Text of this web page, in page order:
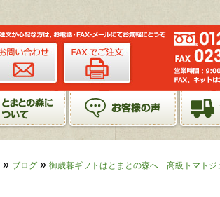
» ブログ » 御歳暮ギフトはとまとの森へ 高級トマト